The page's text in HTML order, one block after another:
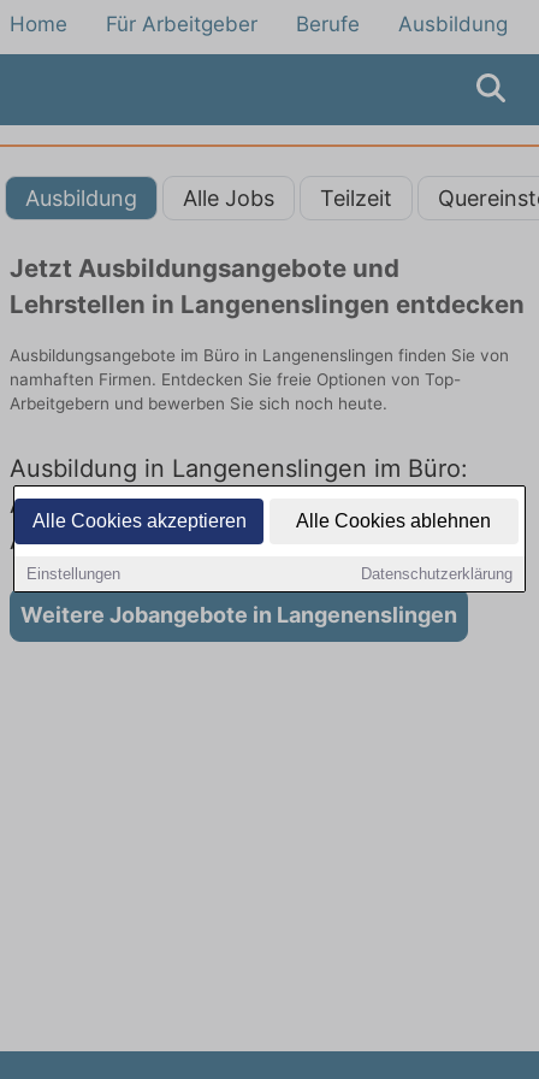
Alle Cookies akzeptieren Alle Cookies ablehnen
Einstellungen Datenschutzerklärung
Home Für Arbeitgeber Berufe Ausbildung
Ausbildung Alle Jobs Teilzeit
Jetzt Ausbildungsangebote und
Lehrstellen in Langenenslingen entdecken
Ausbildungsangebote im Büro in Langenenslingen finden Sie von
namhaften Firmen. Entdecken Sie freie Optionen von Top-
Arbeitgebern und bewerben Sie sich noch heute.
Ausbildung in Langenenslingen im Büro:
Aktuell gibt es keine Stellenangebote für
Ausbildung in Langenenslingen
Weitere Jobangebote in Langenenslingen